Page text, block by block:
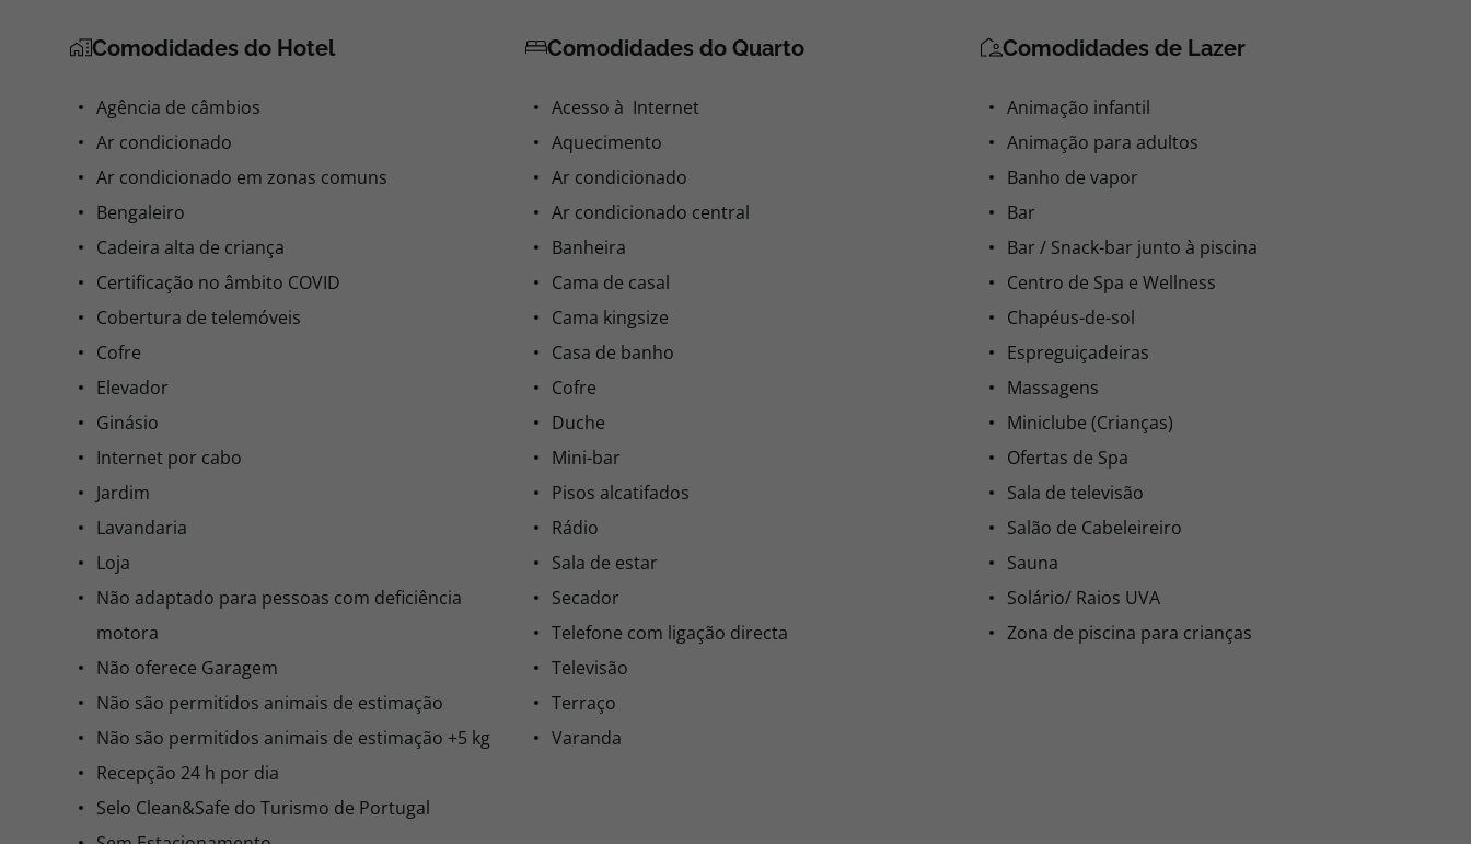
Comodidades do Hotel
Agência de câmbios
Ar condicionado
Ar condicionado em zonas comuns
Bengaleiro
Cadeira alta de criança
Certificação no âmbito COVID
Cobertura de telemóveis
Cofre
Elevador
Ginásio
Internet por cabo
Jardim
Lavandaria
Loja
Não adaptado para pessoas com deficiência
motora
Não oferece Garagem
Não são permitidos animais de estimação
Não são permitidos animais de estimação +5 kg
Recepção 24 h por dia
Selo Clean&Safe do Turismo de Portugal
Comodidades do Quarto
Acesso à Internet
Aquecimento
Ar condicionado
Ar condicionado central
Banheira
Cama de casal
Cama kingsize
Casa de banho
Cofre
Duche
Mini-bar
Pisos alcatifados
Rádio
Sala de estar
Secador
Telefone com ligação directa
Televisão
Terraço
Varanda
Comodidades de Lazer
Animação infantil
Animação para adultos
Banho de vapor
Bar
Bar / Snack-bar junto à piscina
Centro de Spa e Wellness
Chapéus-de-sol
Espreguiçadeiras
Massagens
Miniclube (Crianças)
Ofertas de Spa
Sala de televisão
Salão de Cabeleireiro
Sauna
Solário/ Raios UVA
Zona de piscina para crianças